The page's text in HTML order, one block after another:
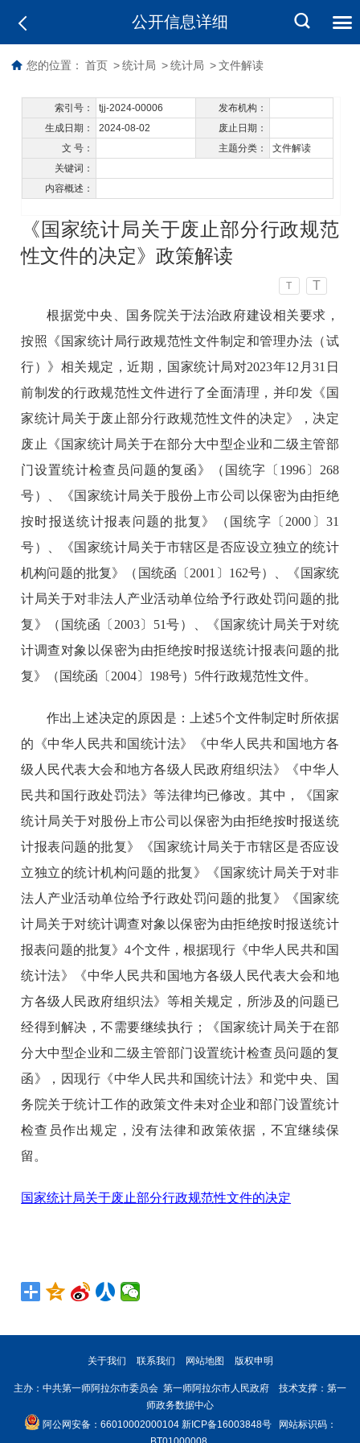
公开信息详细
您的位置： 首页 > 统计局 > 统计局 > 文件解读
索引号： tjj-2024-00006
发布机构：
生成日期：
2024-08-02
废止日期：
文 号：
主题分类：
文件解读
关键词：
内容概述：
《国家统计局关于废止部分行政规范
性文件的决定》政策解读
T T
根据党中央、国务院关于法治政府建设相关要求，
按照《国家统计局行政规范性文件制定和管理办法（试
行）》相关规定，近期，国家统计局对2023年12 月31 日
前制发的行政规范性文件进行了全面清理，并印发《国
家统计局关于废止部分行政规范性文件的决定》，决定
废止《国家统计局关于在部分大中型企业和二级主管部
门设置统计检查员问题的复函》（国统字〔 1996 〕 268
号）、《国家统计局关于股份上市公司以保密为由拒绝
按时报送统计报表问题的批复》（国统字〔 2000 〕 31
号）、《国家统计局关于市辖区是否应设立独立的统计
机构问题的批复》（国统函〔 2001 〕 162号）、《国家统
计局关于对非法人产业活动单位给予行政处罚问题的批
复》（国统函〔 2003〕 51号）、《国家统计局关于对统
计调查对象以保密为由拒绝按时报送统计报表问题的批
复》（国统函〔 2004〕 198号） 5件行政规范性文件。
作出上述决定的原因是：上述5个文件制定时所依据
的《中华人民共和国统计法》《中华人民共和国地方各
级人民代表大会和地方各级人民政府组织法》《中华人
民共和国行政处罚法》等法律均已修改。其中，《国家
统计局关于对股份上市公司以保密为由拒绝按时报送统
计报表问题的批复》《国家统计局关于市辖区是否应设
立独立的统计机构问题的批复》《国家统计局关于对非
法人产业活动单位给予行政处罚问题的批复》《国家统
计局关于对统计调查对象以保密为由拒绝按时报送统计
报表问题的批复》4个文件，根据现行《中华人民共和国
统计法》《中华人民共和国地方各级人民代表大会和地
方各级人民政府组织法》等相关规定，所涉及的问题已
经得到解决，不需要继续执行；《国家统计局关于在部
分大中型企业和二级主管部门设置统计检查员问题的复
函》，因现行《中华人民共和国统计法》和党中央、国
务院关于统计工作的政策文件未对企业和部门设置统计
检查员作出规定，没有法律和政策依据，不宜继续保
留。
国家统计局关于废止部分行政规范性文件的决定
关于我们 联系我们 网站地图 版权申明
主办：中共第一师阿拉尔市委员会 第一师阿拉尔市人民政府 技术支撑：第一
师政务数据中心
阿公网安备：66010002000104 新ICP备16003848号网站标识码：